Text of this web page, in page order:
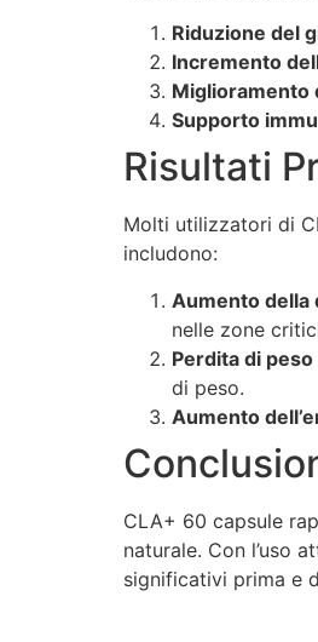
Riduzione del
Incremento
Miglioramento
Supporto
Risultati
Molti utilizzatori di
includono:
Aumento della
nelle zone
Perdita di
di peso.
Aumento
CLA+ 60 capsule
naturale. Con l’uso
significativi prima e